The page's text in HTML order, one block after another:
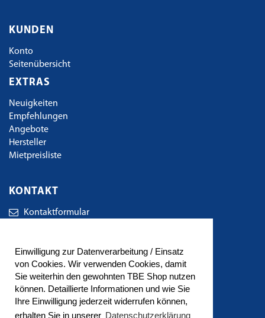
Einwilligung zur Datenverarbeitung / Einsatz
von Cookies. Wir verwenden Cookies, damit
Sie weiterhin den gewohnten TBE Shop nutzen
können. Detaillierte Informationen und wie Sie
Ihre Einwilligung jederzeit widerrufen können,
erhalten Sie in unserer Datenschutzerklärung
KUNDEN
Konto
Seitenübersicht
EXTRAS
Neuigkeiten
Empfehlungen
Angebote
Hersteller
Mietpreisliste
KONTAKT
Kontaktformular
Wirkerstrasse 38
72461 Albstadt
Tel.: 07432/ 941 49 80
Fax: 07432/ 941 49 81